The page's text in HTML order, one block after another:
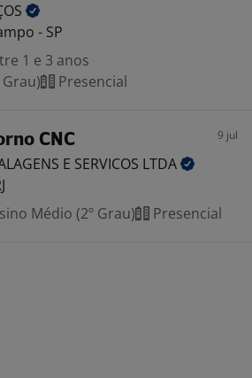
- SP
1 e 3 anos
Presencial
CNC 9 jul
E SERVICOS LTDA
Médio (2º Grau) Presencial